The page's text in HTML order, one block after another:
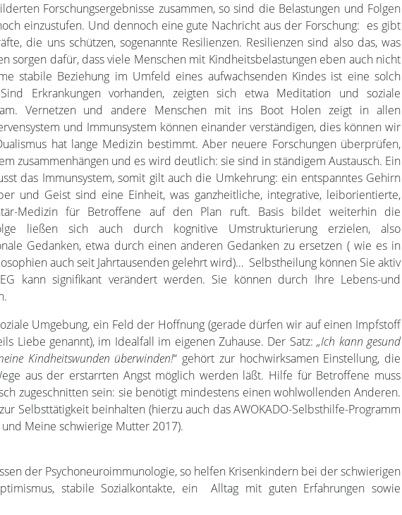
Forschungsergebnisse zusammen, so sind die Belastungen und Folgen
einzustufen. Und dennoch eine gute Nachricht aus der Forschung: es gibt
die uns schützen, sogenannte Resilienzen. Resilienzen sind also das, was
sorgen dafür, dass viele Menschen mit Kindheitsbelastungen eben auch nicht
stabile Beziehung im Umfeld eines aufwachsenden Kindes ist eine solch
Erkrankungen vorhanden, zeigten sich etwa Meditation und soziale
Vernetzen und andere Menschen mit ins Boot Holen zeigt in allen
und Immunsystem können einander verständigen, dies können wir
hat lange Medizin bestimmt. Aber neuere Forschungen überprüfen,
zusammenhängen und es wird deutlich: sie sind in ständigem Austausch. Ein
das Immunsystem, somit gilt auch die Umkehrung: ein entspanntes Gehirn
und Geist sind eine Einheit, was ganzheitliche, integrative, leiborientierte,
Medizin für Betroffene auf den Plan ruft. Basis bildet weiterhin die
ließen sich auch durch kognitive Umstrukturierung erzielen, also
Gedanken, etwa durch einen anderen Gedanken zu ersetzen ( wie es in
auch seit Jahrtausenden gelehrt wird)… Selbstheilung können Sie aktiv
kann signifikant verändert werden. Sie können durch Ihre Lebens-und
Umgebung, ein Feld der Hoffnung (gerade dürfen wir auf einen Impfstoff
Liebe genannt), im Idealfall im eigenen Zuhause. Der Satz:„Ich kann gesund
Kindheitswunden überwinden!“ gehört zur hochwirksamen Einstellung, die
aus der erstarrten Angst möglich werden läßt. Hilfe für Betroffene muss
zugeschnitten sein: sie benötigt mindestens einen wohlwollenden Anderen.
Selbsttätigkeit beinhalten (hierzu auch das AWOKADO-Selbsthilfe-Programm
Meine schwierige Mutter 2017).
der Psychoneuroimmunologie, so helfen Krisenkindern bei der schwierigen
stabile Sozialkontakte, ein Alltag mit guten Erfahrungen sowie